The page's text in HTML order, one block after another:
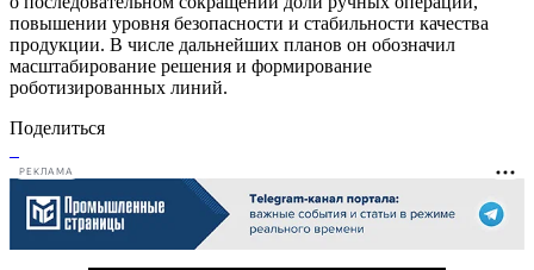
повышении уровня безопасности и стабильности качества
продукции. В числе дальнейших планов он обозначил
масштабирование решения и формирование
роботизированных линий.
Поделиться
РЕКЛАМА